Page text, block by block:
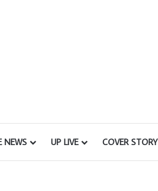
NEWS UP LIVE COVER STORY